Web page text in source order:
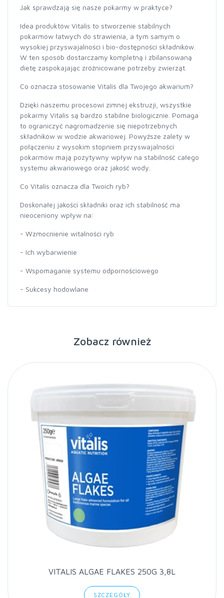
Jak sprawdzają się nasze pokarmy w praktyce?
Idea produktów Vitalis to stworzenie stabilnych
pokarmów łatwych do strawienia, a tym samym o
wysokiej przyswajalności i bio-dostępności składników.
W ten sposób dostarczamy kompletną i zbilansowaną
dietę zaspokajając zróżnicowane potrzeby zwierząt.
Co oznacza stosowanie Vitalis dla Twojego akwarium?
Dzięki naszemu procesowi zimnej ekstruzji, wszystkie
pokarmy Vitalis są bardzo stabilne biologicznie. Pomaga
to ograniczyć nagromadzenie się niepotrzebnych
składników w wodzie akwariowej. Powyższe zalety w
połączeniu z wysokim stopniem przyswajalności
pokarmów mają pozytywny wpływ na stabilność całego
systemu akwariowego oraz jakość wody.
Co Vitalis oznacza dla Twoich ryb?
Doskonałej jakości składniki oraz ich stabilność ma
nieoceniony wpływ na:
- Wzmocnienie witalności ryb
- Ich wybarwienie
- Wspomaganie systemu odpornościowego
- Sukcesy hodowlane
Zobacz również
VITALIS ALGAE FLAKES 250G 3,8L
SZCZEGÓŁY